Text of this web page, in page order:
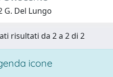
G. Del Lungo
risultati da 2 a 2 di 2
icone